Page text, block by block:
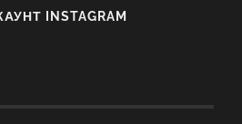
INSTAGRAM